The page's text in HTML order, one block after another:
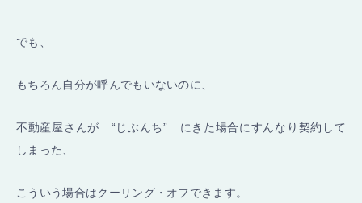
でも、
もちろん自分が呼んでもいないのに、
不動産屋さんが “じぶんち” にきた場合にすんなり契約して
しまった、
こういう場合はクーリング・オフできます。